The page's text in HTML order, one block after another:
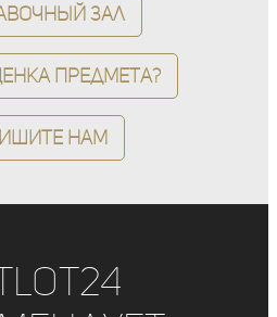
зал
предмета?
нам